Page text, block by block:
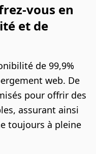
vous en
et de
de 99,9%
web. De
pour offrir des
assurant ainsi
toujours à pleine